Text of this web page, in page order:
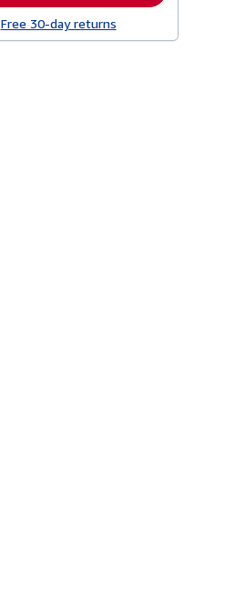
Free 30-day returns